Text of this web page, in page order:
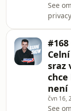
See
#168
sraz
není
čvn 16,
See